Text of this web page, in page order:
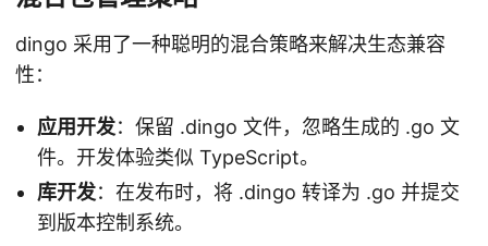
dingo 采用了一种聪明的混合策略来解决生态兼容
性：
应用开发：保留 .dingo 文件，忽略生成的 .go 文
件。开发体验类似 TypeScript。
库开发：在发布时，将 .dingo 转译为 .go 并提交
到版本控制系统。